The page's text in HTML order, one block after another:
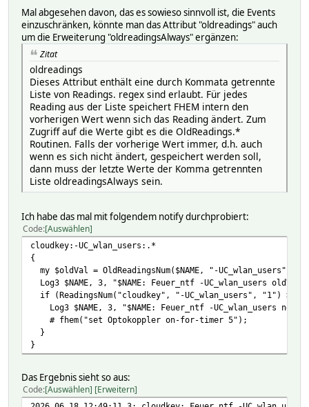
Mal abgesehen davon, das es sowieso sinnvoll ist, die Events
einzuschränken, könnte man das Attribut "oldreadings" auch
um die Erweiterung "oldreadingsAlways" ergänzen:
Zitat
oldreadings
Dieses Attribut enthält eine durch Kommata getrennte
Liste von Readings. regex sind erlaubt. Für jedes
Reading aus der Liste speichert FHEM intern den
vorherigen Wert wenn sich das Reading ändert. Zum
Zugriff auf die Werte gibt es die OldReadings.*
Routinen. Falls der vorherige Wert immer, d.h. auch
wenn es sich nicht ändert, gespeichert werden soll,
dann muss der letzte Werte der Komma getrennten
Liste oldreadingsAlways sein.
Ich habe das mal mit folgendem notify durchprobiert:
Code Auswählen
cloudkey:-UC_wlan_users:.*
{
my $oldVal = OldReadingsNum($NAME, "-UC_wlan_users",
Log3 $NAME, 3, "$NAME: Feuer_ntf -UC_wlan_users
if (ReadingsNum("cloudkey", "-UC_wlan_users", "1") >
Log3 $NAME, 3, "$NAME: Feuer_ntf -UC_wlan_users
# fhem("set Optokoppler on-for-timer 5");
}
}
Das Ergebnis sieht so aus:
Code Auswählen Erweitern